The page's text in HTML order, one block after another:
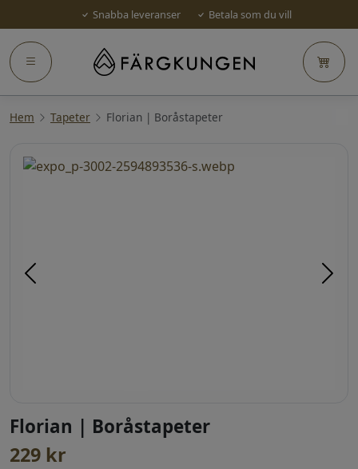
Snabba leveranser Betala som du vill
Hem Tapeter Florian | Boråstapeter
Föregående
Florian | Boråstapeter
229 kr